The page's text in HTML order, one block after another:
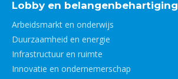
Lobby en belangenbehartiging
Arbeidsmarkt en onderwijs
Duurzaamheid en energie
Infrastructuur en ruimte
Innovatie en ondernemerschap